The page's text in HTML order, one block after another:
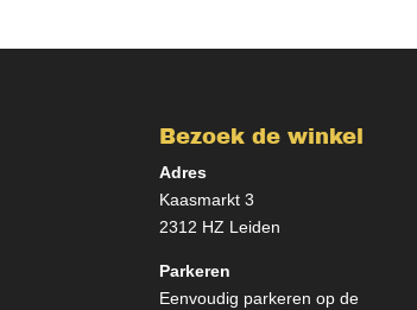
Bezoek de winkel
Adres
Kaasmarkt 3
2312 HZ Leiden
Parkeren
Eenvoudig parkeren op de